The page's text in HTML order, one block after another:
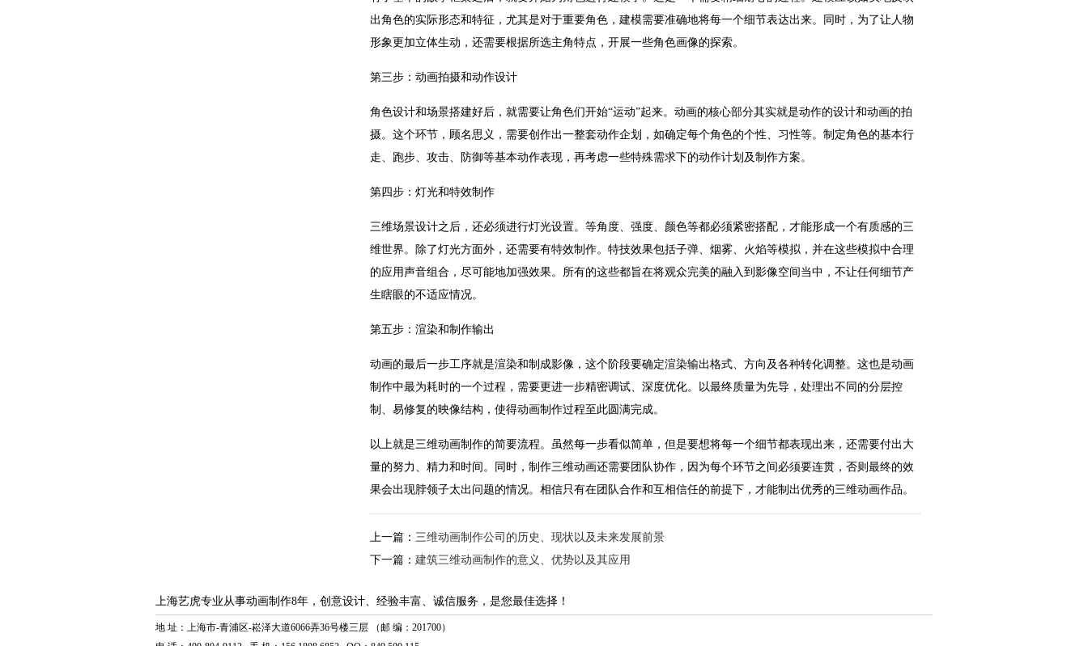
出角色的实际形态和特征，尤其是对于重要角色，建模需要准确地将每一个细节表达出来。同时，为了让人物
形象更加立体生动，还需要根据所选主角特点，开展一些角色画像的探索。
第三步：动画拍摄和动作设计
角色设计和场景搭建好后，就需要让角色们开始“运动”起来。动画的核心部分其实就是动作的设计和动画的拍
摄。这个环节，顾名思义，需要创作出一整套动作企划，如确定每个角色的个性、习性等。制定角色的基本行
走、跑步、攻击、防御等基本动作表现，再考虑一些特殊需求下的动作计划及制作方案。
第四步：灯光和特效制作
三维场景设计之后，还必须进行灯光设置。等角度、强度、颜色等都必须紧密搭配，才能形成一个有质感的三
维世界。除了灯光方面外，还需要有特效制作。特技效果包括子弹、烟雾、火焰等模拟，并在这些模拟中合理
的应用声音组合，尽可能地加强效果。所有的这些都旨在将观众完美的融入到影像空间当中，不让任何细节产
生瞎眼的不适应情况。
第五步：渲染和制作输出
动画的最后一步工序就是渲染和制成影像，这个阶段要确定渲染输出格式、方向及各种转化调整。这也是动画
制作中最为耗时的一个过程，需要更进一步精密调试、深度优化。以最终质量为先导，处理出不同的分层控
制、易修复的映像结构，使得动画制作过程至此圆满完成。
以上就是三维动画制作的简要流程。虽然每一步看似简单，但是要想将每一个细节都表现出来，还需要付出大
量的努力、精力和时间。同时，制作三维动画还需要团队协作，因为每个环节之间必须要连贯，否则最终的效
果会出现脖领子太出问题的情况。相信只有在团队合作和互相信任的前提下，才能制出优秀的三维动画作品。
上一篇： 三维动画制作公司的历史、现状以及未来发展前景
下一篇： 建筑三维动画制作的意义、优势以及其应用
上海艺虎专业从事动画制作8年，创意设计、经验丰富、诚信服务，是您最佳选择！
地 址：上海市-青浦区-崧泽大道6066弄36号楼三层 （邮 编：201700）